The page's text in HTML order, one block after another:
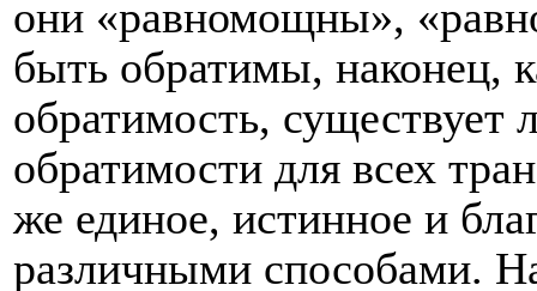
они «равномощны»,
быть обратимы, наконец,
обратимость, существует
обратимости для всех
же единое, истинное и
различными способами.